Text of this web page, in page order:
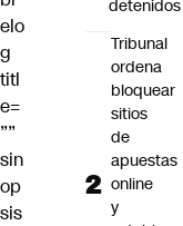
elo
g
titl
e=
””
sin
op
sis
detenidos
Tribunal
ordena
bloquear
sitios
de
apuestas
online
y